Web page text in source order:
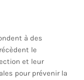
à des
le
et leur
pour prévenir la